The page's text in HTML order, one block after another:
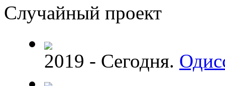
Случайный проект
2019 - Сегодня.